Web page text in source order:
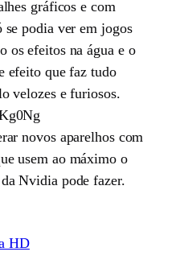
gráficos e com
se podia ver em jogos
os efeitos na água e o
efeito que faz tudo
velozes e furiosos.
novos aparelhos com
usem ao máximo o
Nvidia pode fazer.
HD